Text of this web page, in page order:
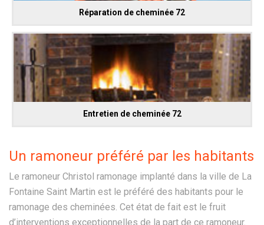
Réparation de cheminée 72
Entretien de cheminée 72
Un ramoneur préféré par les habitants
Le ramoneur Christol ramonage implanté dans la ville de La
Fontaine Saint Martin est le préféré des habitants pour le
ramonage des cheminées. Cet état de fait est le fruit
d’interventions exceptionnelles de la part de ce ramoneur.